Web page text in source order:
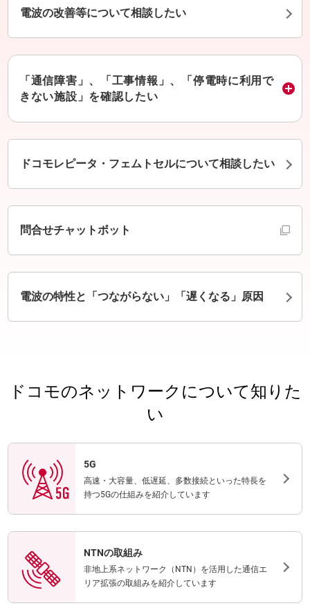
電波の改善等について相談したい
「通信障害」、「工事情報」、「停電時に利用で
きない施設」を確認したい
ドコモレピータ・フェムトセルについて相談したい
問合せチャットボット
電波の特性と「つながらない」「遅くなる」原因
ドコモのネットワークについて知りた
い
5G
高速・大容量、低遅延、多数接続といった特長を
持つ5Gの仕組みを紹介しています
NTNの取組み
非地上系ネットワーク（NTN）を活用した通信エ
リア拡張の取組みを紹介しています